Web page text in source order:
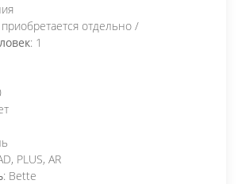
приобретается отдельно /
: 1
PLUS, AR
: Bette